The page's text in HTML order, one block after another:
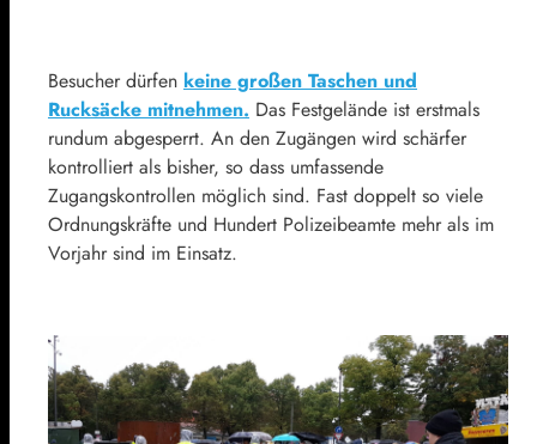
Besucher dürfen keine großen Taschen und
Rucksäcke mitnehmen. Das Festgelände ist erstmals
rundum abgesperrt. An den Zugängen wird schärfer
kontrolliert als bisher, so dass umfassende
Zugangskontrollen möglich sind. Fast doppelt so viele
Ordnungskräfte und Hundert Polizeibeamte mehr als im
Vorjahr sind im Einsatz.